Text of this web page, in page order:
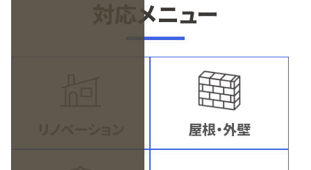
対応メニュー
屋根・外壁